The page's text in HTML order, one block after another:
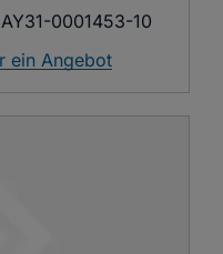
0001453-10
ein Angebot